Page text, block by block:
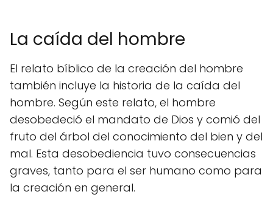
La caída del hombre
El relato bíblico de la creación del hombre
también incluye la historia de la caída del
hombre. Según este relato, el hombre
desobedeció el mandato de Dios y comió del
fruto del árbol del conocimiento del bien y del
mal. Esta desobediencia tuvo consecuencias
graves, tanto para el ser humano como para
la creación en general.